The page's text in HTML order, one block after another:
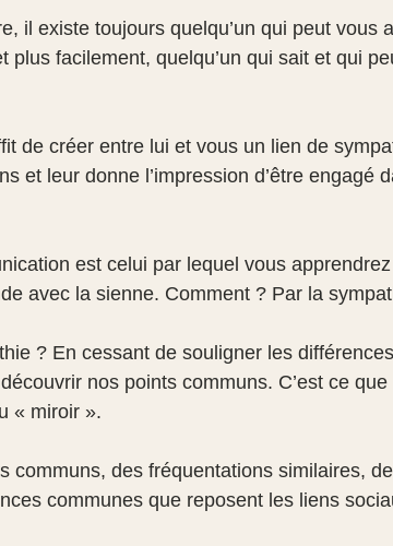
il existe toujours quelqu’un qui peut vous
plus facilement, quelqu’un qui sait et qui
de créer entre lui et vous un lien de
et leur donne l’impression d’être engagé
est celui par lequel vous
avec la sienne. Comment ? Par la
? En cessant de souligner les
nos points communs. C’est ce que
« miroir ».
communs, des fréquentations similaires,
communes que reposent les liens